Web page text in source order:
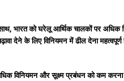
भारत को घरेलू आर्थिक चालकों पर अधिक
देने के लिए विनियमन में ढील देना महत्वपूर्ण
विनियमन और सूक्ष्म प्रबंधन को कम करना